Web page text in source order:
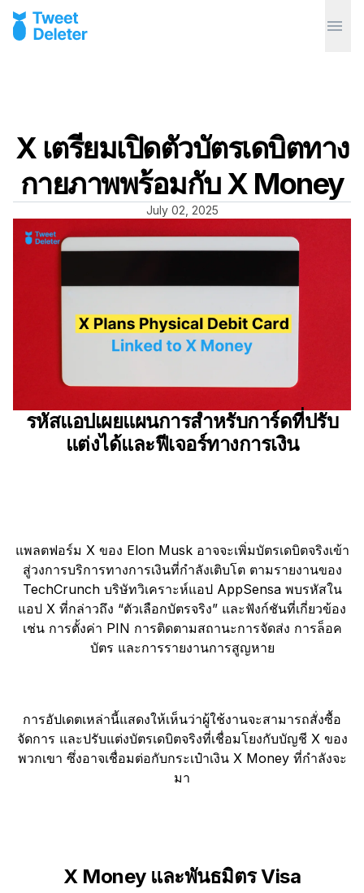
X เตรียมเปิดตัวบัตรเดบิตทาง
กายภาพพร้อมกับ X Money
July 02, 2025
รหัสแอปเผยแผนการสำหรับการ์ดที่ปรับ
แต่งได้และฟีเจอร์ทางการเงิน
แพลตฟอร์ม X ของ Elon Musk อาจจะเพิ่มบัตรเดบิตจริงเข้า
สู่วงการบริการทางการเงินที่กำลังเติบโต ตามรายงานของ
TechCrunch บริษัทวิเคราะห์แอป AppSensa พบรหัสใน
แอป X ที่กล่าวถึง “ตัวเลือกบัตรจริง” และฟังก์ชันที่เกี่ยวข้อง
เช่น การตั้งค่า PIN การติดตามสถานะการจัดส่ง การล็อค
บัตร และการรายงานการสูญหาย
การอัปเดตเหล่านี้แสดงให้เห็นว่าผู้ใช้งานจะสามารถสั่งซื้อ
จัดการ และปรับแต่งบัตรเดบิตจริงที่เชื่อมโยงกับบัญชี X ของ
พวกเขา ซึ่งอาจเชื่อมต่อกับกระเป๋าเงิน X Money ที่กำลังจะ
มา
X Money และพันธมิตร Visa